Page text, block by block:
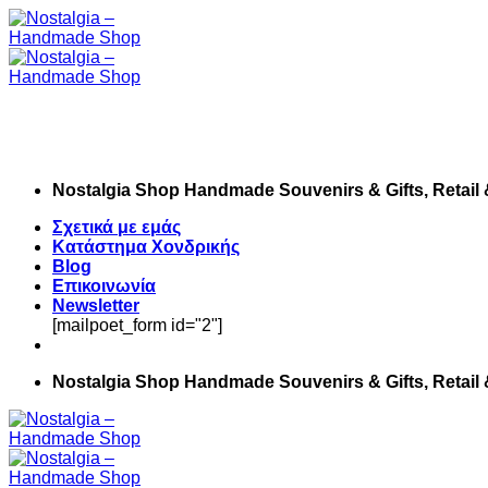
Skip
to
content
Nostalgia Shop Handmade Souvenirs & Gifts, Retail
Σχετικά με εμάς
Κατάστημα Χονδρικής
Blog
Επικοινωνία
Newsletter
[mailpoet_form id="2"]
Nostalgia Shop Handmade Souvenirs & Gifts, Retail